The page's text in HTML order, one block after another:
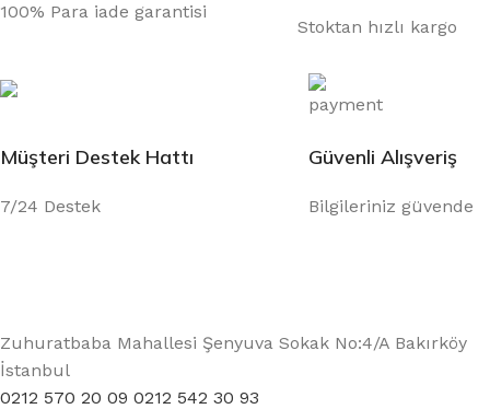
100% Para iade garantisi
Stoktan hızlı kargo
Müşteri Destek Hattı
7/24 Destek
Güvenli Alışveriş
Bilgileriniz güvende
Zuhuratbaba Mahallesi Şenyuva Sokak No:4/A Bakırköy
İstanbul
0212 570 20 09 0212 542 30 93